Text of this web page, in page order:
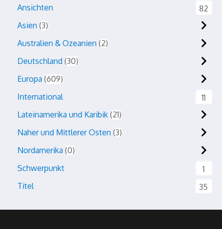
Ansichten
82
Asien 3
Australien & Ozeanien 2
Deutschland 30
Europa 609
International
11
Lateinamerika und Karibik 21
Naher und Mittlerer Osten 3
Nordamerika 0
Schwerpunkt
1
Titel
35